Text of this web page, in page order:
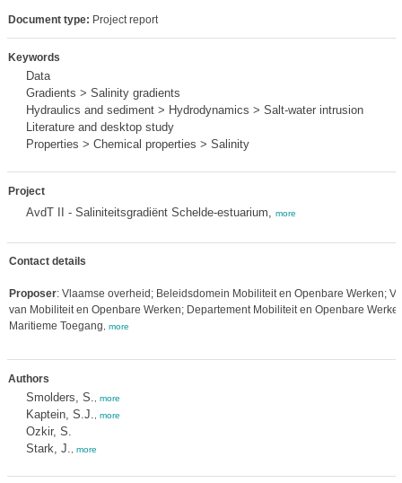
Document type: Project report
Keywords
Data
Gradients > Salinity gradients
Hydraulics and sediment > Hydrodynamics > Salt-water intrusion
Literature and desktop study
Properties > Chemical properties > Salinity
Project
AvdT II - Saliniteitsgradiënt Schelde-estuarium, more
Contact details
Proposer: Vlaamse overheid; Beleidsdomein Mobiliteit en Openbare Werken;
van Mobiliteit en Openbare Werken; Departement Mobiliteit en Openbare
Maritieme Toegang
more
Authors
Smolders, S. more
Kaptein, S.J. more
Ozkir, S.
Stark, J.
more